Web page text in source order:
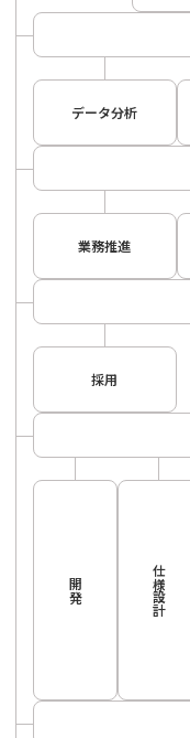
データ分析
業務推進
採用
開発 仕様設計